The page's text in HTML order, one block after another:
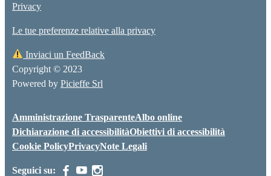
Privacy
Le tue preferenze relative alla privacy
Inviaci un FeedBack
Copyright © 2023
Powered by Picieffe Srl
Amministrazione TrasparenteAlbo online
Dichiarazione di accessibilitàObiettivi di accessibilità
Cookie PolicyPrivacyNote Legali
Seguici su: